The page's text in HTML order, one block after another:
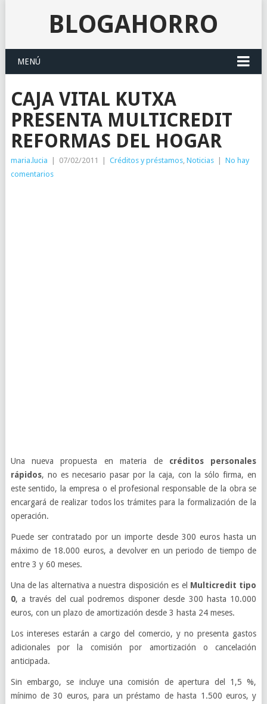
BLOGAHORRO
MENÚ
CAJA VITAL KUTXA
PRESENTA MULTICREDIT
REFORMAS DEL HOGAR
maria.lucia 07/02/2011 Créditos y préstamos, Noticias
No hay
comentarios
Una nueva propuesta en materia de créditos personales
rápidos, no es necesario pasar por la caja, con la sólo firma, en
este sentido, la empresa o el profesional responsable de la obra se
encargará de realizar todos los trámites para la formalización de la
operación.
Puede ser contratado por un importe desde 300 euros hasta un
máximo de 18.000 euros, a devolver en un periodo de tiempo de
entre 3 y 60 meses.
Una de las alternativa a nuestra disposición es el Multicredit tipo
0, a través del cual podremos disponer desde 300 hasta 10.000
euros, con un plazo de amortización desde 3 hasta 24 meses.
Los intereses estarán a cargo del comercio, y no presenta gastos
adicionales por la comisión por amortización o cancelación
anticipada.
Sin embargo, se incluye una comisión de apertura del 1,5 %,
mínimo de 30 euros, para un préstamo de hasta 1.500 euros, y